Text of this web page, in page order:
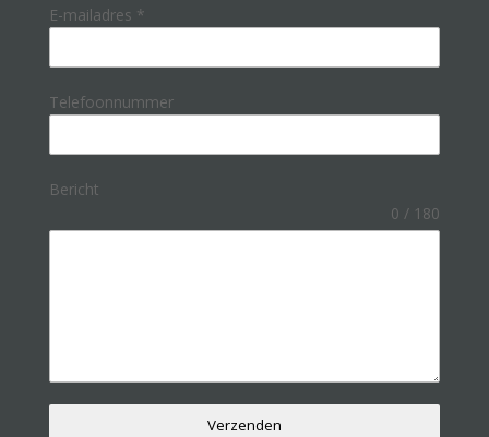
E-mailadres *
Telefoonnummer
Bericht
0 / 180
Verzenden